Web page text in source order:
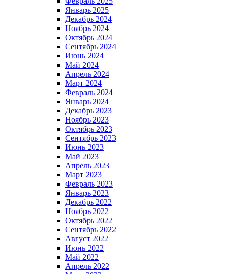
Январь 2025
Декабрь 2024
Ноябрь 2024
Октябрь 2024
Сентябрь 2024
Июнь 2024
Май 2024
Апрель 2024
Март 2024
Февраль 2024
Январь 2024
Декабрь 2023
Ноябрь 2023
Октябрь 2023
Сентябрь 2023
Июнь 2023
Май 2023
Апрель 2023
Март 2023
Февраль 2023
Январь 2023
Декабрь 2022
Ноябрь 2022
Октябрь 2022
Сентябрь 2022
Август 2022
Июнь 2022
Май 2022
Апрель 2022